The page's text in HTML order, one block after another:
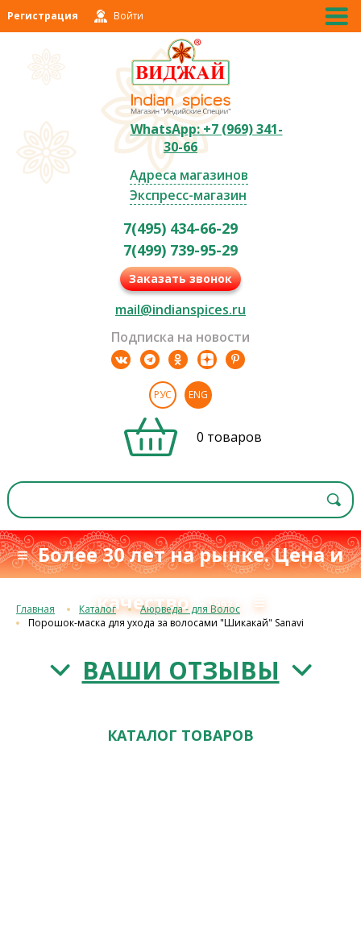
Регистрация Войти
WhatsApp: +7 (969) 341-
30-66
Адреса магазинов
Экспресс-магазин
7(495) 434-66-29
7(499) 739-95-29
Заказать звонок
mail@indianspices.ru
Подписка на новости
РУС ENG
0 товаров
≡ Более 30 лет на рынке. Цена и
качествос 1993 г. ≡
Главная Каталог
Аюрведа - для Волос
Порошок-маска для ухода за волосами "Шикакай" Sanavi
ВАШИ ОТЗЫВЫ
КАТАЛОГ ТОВАРОВ